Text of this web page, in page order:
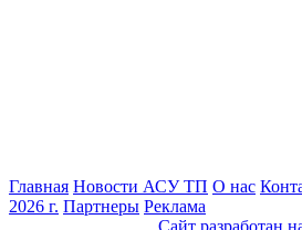
Главная Новости АСУ ТП О нас
2026 г. Партнеры Реклама